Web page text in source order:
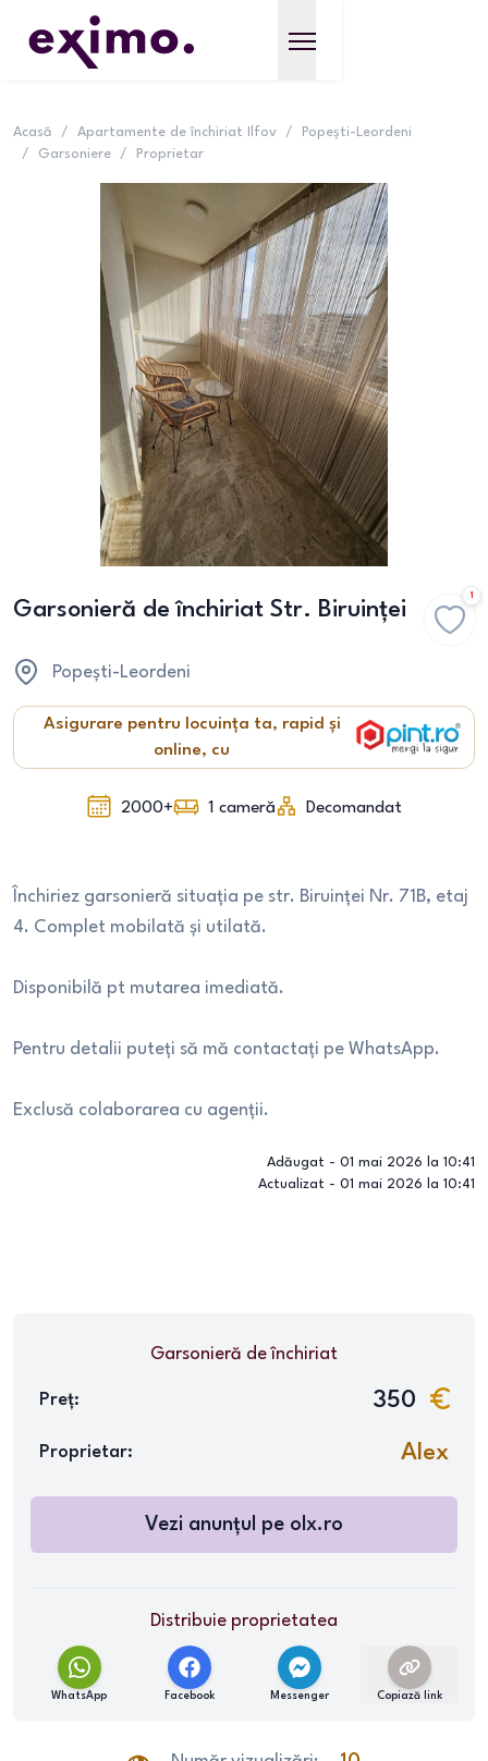
Acasă / Apartamente de închiriat Ilfov /
Popești-Leordeni
/
Garsoniere / Proprietar
Garsonieră de închiriat Str. Biruinței
1
Popești-Leordeni
Asigurare pentru locuința ta, rapid și
online, cu
2000+ 1 cameră Decomandat
Închiriez garsonieră situația pe str. Biruinței Nr. 71B, etaj
4. Complet mobilată și utilată.
Disponibilă pt mutarea imediată.
Pentru detalii puteți să mă contactați pe WhatsApp.
Exclusă colaborarea cu agenții.
Adăugat - 01 mai 2026 la 10:41
Actualizat - 01 mai 2026 la 10:41
Garsonieră de închiriat
Preț: 350
Proprietar: Alex
Vezi anunțul pe olx.ro
Distribuie proprietatea
WhatsApp Facebook Messenger Copiază link